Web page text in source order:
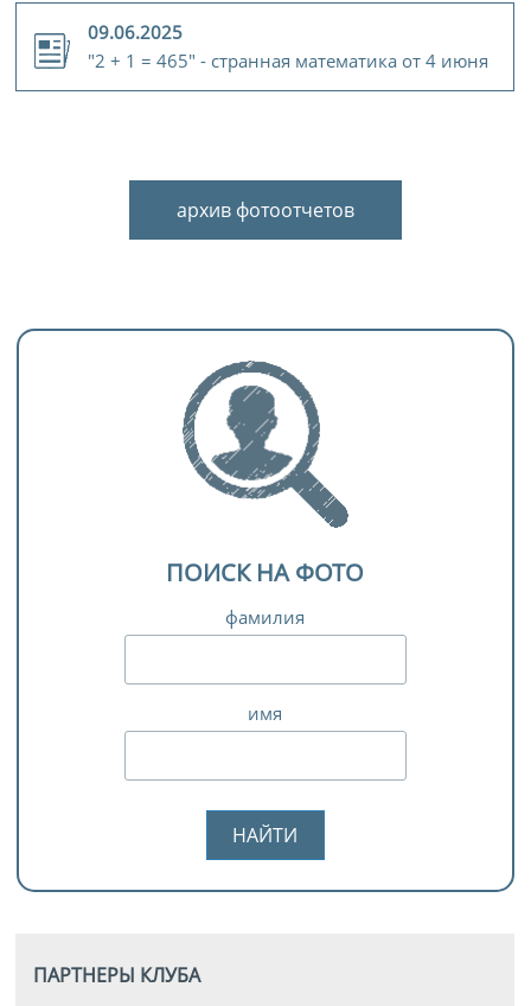
09.06.2025
"2 + 1 = 465" - странная математика от 4 июня
архив фотоотчетов
ПОИСК НА ФОТО
фамилия
имя
ПАРТНЕРЫ КЛУБА